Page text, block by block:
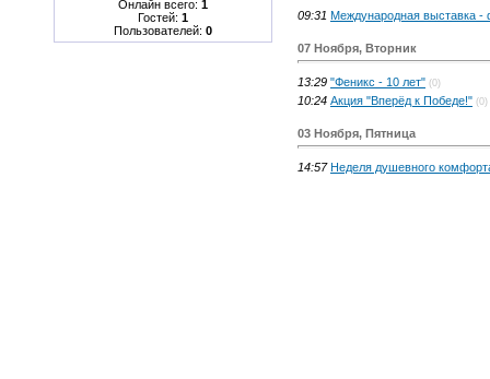
Онлайн всего: 1
Гостей: 1
Пользователей: 0
09:31 Международная выставка -
07 Ноября, Вторник
13:29 "Феникс - 10 лет" (0)
10:24 Акция "Вперёд к Победе!" (0)
03 Ноября, Пятница
14:57 Неделя душевного